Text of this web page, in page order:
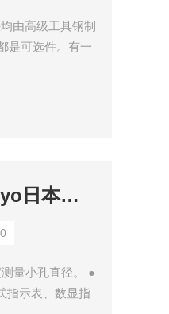
由高级工具钢制
是可选件。有一
表。
526系列CG-MX/A用于极小孔内径表Mitutoyo日本三丰
量小孔直径。 ●
指示表、数显指